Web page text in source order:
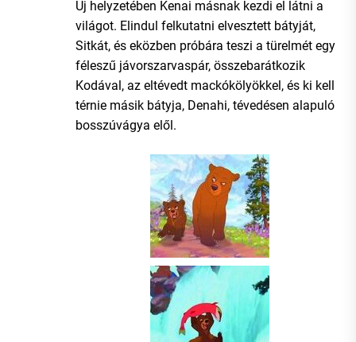
Új helyzetében Kenai másnak kezdi el látni a
világot. Elindul felkutatni elvesztett bátyját,
Sitkát, és eközben próbára teszi a türelmét egy
féleszű jávorszarvaspár, összebarátkozik
Kodával, az eltévedt mackókölyökkel, és ki kell
térnie másik bátyja, Denahi, tévedésen alapuló
bosszúvágya elől.